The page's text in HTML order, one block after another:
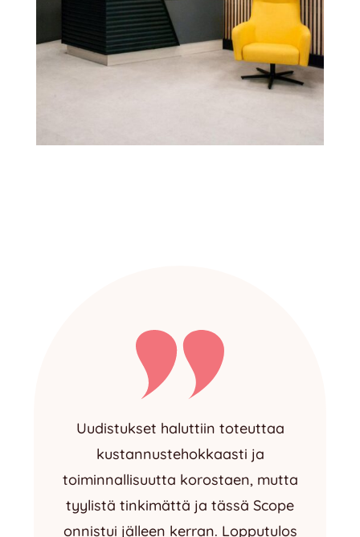
Uudistukset haluttiin toteuttaa
kustannustehokkaasti ja
toiminnallisuutta korostaen, mutta
tyylistä tinkimättä ja tässä Scope
onnistui jälleen kerran. Lopputulos